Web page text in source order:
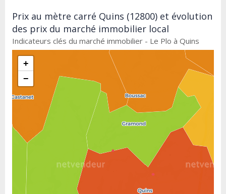
Prix au mètre carré Quins (12800) et évolution
des prix du marché immobilier local
Indicateurs clés du marché immobilier - Le Plo à Quins
+
−